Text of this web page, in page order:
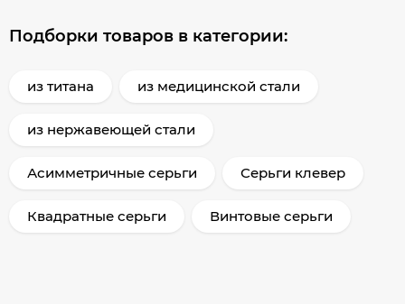
Подборки товаров в категории:
из титана из медицинской стали
из нержавеющей стали
Асимметричные серьги Серьги клевер
Квадратные серьги Винтовые серьги